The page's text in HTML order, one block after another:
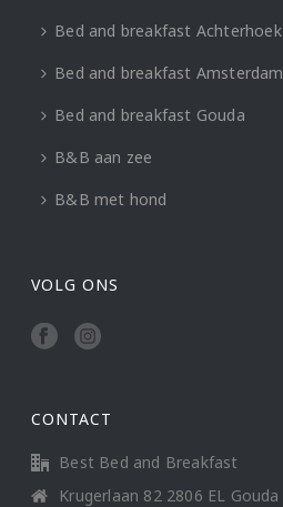
Bed and breakfast Achterhoek
Bed and breakfast Amsterdam
Bed and breakfast Gouda
B&B aan zee
B&B met hond
VOLG ONS
CONTACT
Best Bed and Breakfast
Krugerlaan 82 2806 EL Gouda